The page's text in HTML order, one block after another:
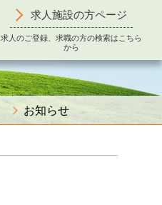
求人施設の方ページ
求人のご登録、求職の方の検索はこちら
から
お知らせ